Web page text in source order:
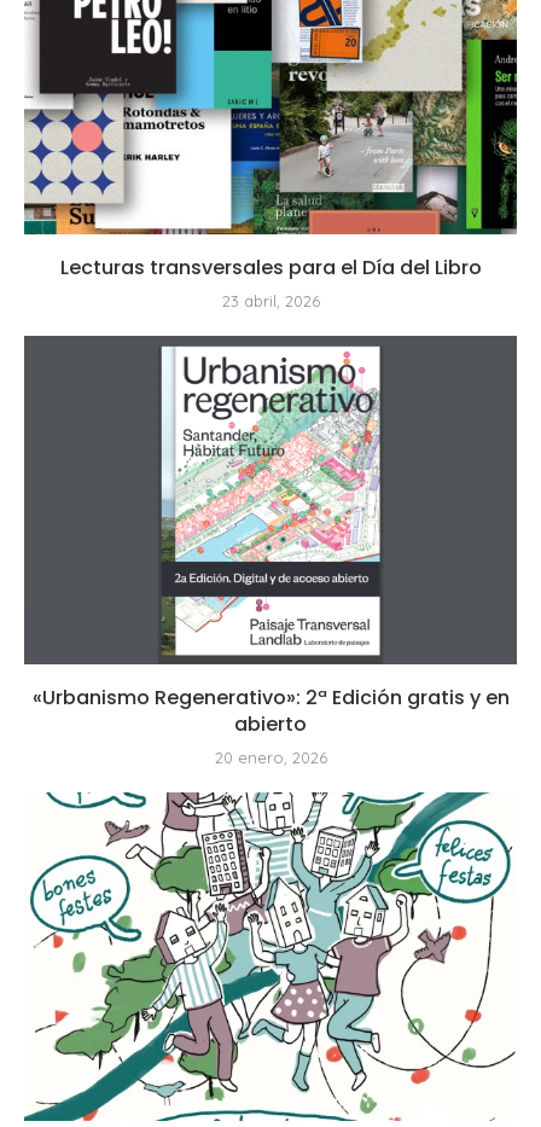
Lecturas transversales para el Día del Libro
23 abril, 2026
«Urbanismo Regenerativo»: 2ª Edición gratis y en
abierto
20 enero, 2026